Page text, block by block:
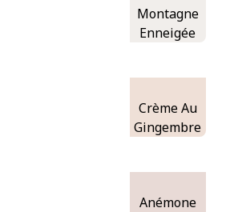
Montagne
Enneigée
Crème Au
Gingembre
Anémone